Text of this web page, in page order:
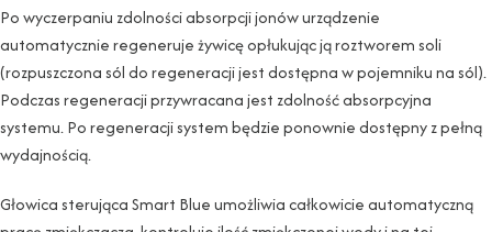
Po wyczerpaniu zdolności absorpcji jonów urządzenie
automatycznie regeneruje żywicę opłukując ją roztworem soli
(rozpuszczona sól do regeneracji jest dostępna w pojemniku na sól).
Podczas regeneracji przywracana jest zdolność absorpcyjna
systemu. Po regeneracji system będzie ponownie dostępny z pełną
wydajnością.
Głowica sterująca Smart Blue umożliwia całkowicie automatyczną